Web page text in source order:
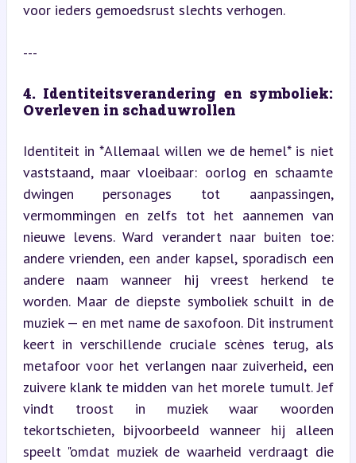
voor ieders gemoedsrust slechts verhogen.
---
4. Identiteitsverandering en symboliek:
Overleven in schaduwrollen
Identiteit in *Allemaal willen we de hemel* is niet
vaststaand, maar vloeibaar: oorlog en schaamte
dwingen personages tot aanpassingen,
vermommingen en zelfs tot het aannemen van
nieuwe levens. Ward verandert naar buiten toe:
andere vrienden, een ander kapsel, sporadisch een
andere naam wanneer hij vreest herkend te
worden. Maar de diepste symboliek schuilt in de
muziek — en met name de saxofoon. Dit instrument
keert in verschillende cruciale scènes terug, als
metafoor voor het verlangen naar zuiverheid, een
zuivere klank te midden van het morele tumult. Jef
vindt troost in muziek waar woorden
tekortschieten, bijvoorbeeld wanneer hij alleen
speelt "omdat muziek de waarheid verdraagt die